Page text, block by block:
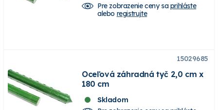
Pre zobrazenie ceny saprihláste
alebo registrujte
15029685
Oceľová záhradná tyč 2,0 cm x
180 cm
Skladom